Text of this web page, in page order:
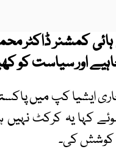
ہائی کمشنر
چاہیے اور سیاست
ایشیا کپ میں
کہا یہ کرکٹ
کوشش کی۔